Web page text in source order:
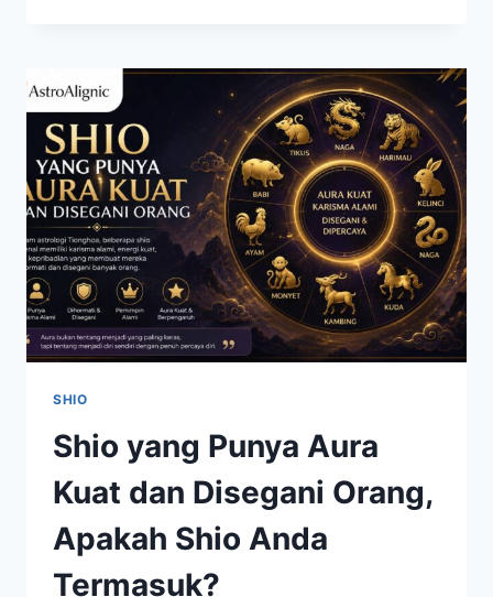
2026:
KEJUTAN
MENARIK,
DAN
ENERGI
POSITIF
MENANTI
SHIO
Shio yang Punya Aura
Kuat dan Disegani Orang,
Apakah Shio Anda
Termasuk?